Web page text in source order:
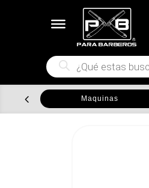
Búsqueda
de
productos
Maquinas